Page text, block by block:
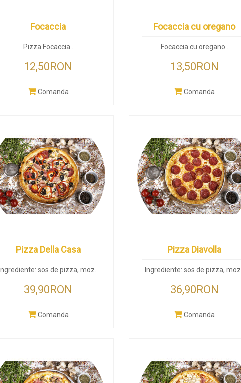
Focaccia
Pizza Focaccia..
12,50RON
Comanda
Focaccia cu oregano
Focaccia cu oregano..
13,50RON
Comanda
Pizza Della Casa
Ingrediente: sos de pizza, moz..
39,90RON
Comanda
Pizza Diavolla
Ingrediente: sos de pizza, moz..
36,90RON
Comanda